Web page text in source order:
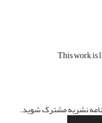
This work is
نشریه مشترک شوید.